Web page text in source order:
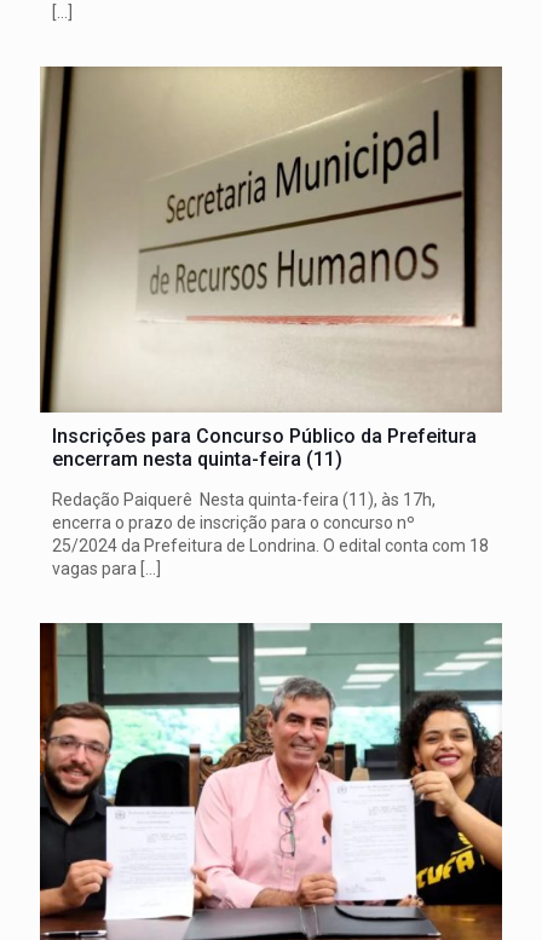
[…]
Inscrições para Concurso Público da Prefeitura
encerram nesta quinta-feira (11)
Redação Paiquerê Nesta quinta-feira (11), às 17h,
encerra o prazo de inscrição para o concurso nº
25/2024 da Prefeitura de Londrina. O edital conta com 18
vagas para